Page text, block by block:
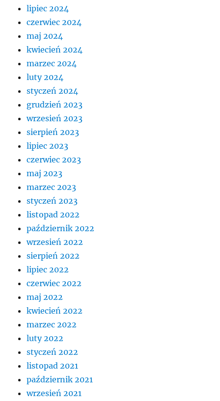
lipiec 2024
czerwiec 2024
maj 2024
kwiecień 2024
marzec 2024
luty 2024
styczeń 2024
grudzień 2023
wrzesień 2023
sierpień 2023
lipiec 2023
czerwiec 2023
maj 2023
marzec 2023
styczeń 2023
listopad 2022
październik 2022
wrzesień 2022
sierpień 2022
lipiec 2022
czerwiec 2022
maj 2022
kwiecień 2022
marzec 2022
luty 2022
styczeń 2022
listopad 2021
październik 2021
wrzesień 2021